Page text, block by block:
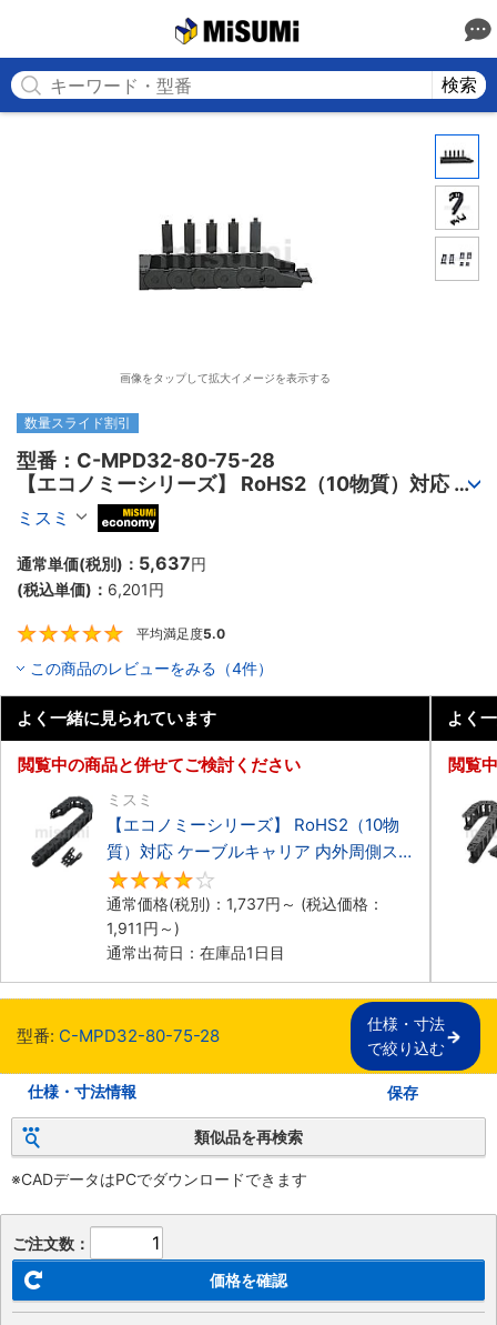
検索
画像をタップして拡大イメージを表示する
数量スライド割引
型番：C-MPD32-80-75-28
【エコノミーシリーズ】 RoHS2（10物質）対応 ケ
ーブルキャリア 内外周フラップ開閉タイプ
ミスミ
通常単価(税別)： 5,637円
(税込単価)： 6,201円
平均満足度5.0
この商品のレビューをみる（4件）
よく一緒に見られています
閲覧中の商品と併せてご検討ください
ミスミ
【エコノミーシリーズ】 RoHS2（10物
質）対応 ケーブルキャリア 内外周側ス
ナップ開閉タイプ
通常価格(税別)： 1,737円 ～ (税込価格：
1,911円 ～)
通常出荷日：在庫品1日目
よく
閲覧
型番: C-MPD32-80-75-28
仕様・寸法
で絞り込む
仕様・寸法情報 保存
類似品を再検索
※CADデータはPCでダウンロードできます
ご注文数：
価格を確認